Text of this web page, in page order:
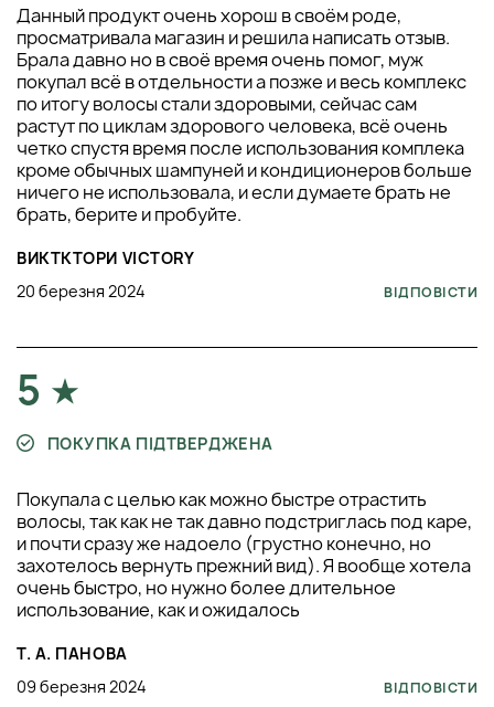
Данный продукт очень хорош в своём роде,
просматривала магазин и решила написать отзыв.
Брала давно но в своё время очень помог, муж
покупал всё в отдельности а позже и весь комплекс
по итогу волосы стали здоровыми, сейчас сам
растут по циклам здорового человека, всё очень
четко спустя время после использования комплека
кроме обычных шампуней и кондиционеров больше
ничего не использовала, и если думаете брать не
брать, берите и пробуйте.
ВИКТКТОРИ VICTORY
20 березня 2024
ВІДПОВІСТИ
5
ПОКУПКА ПІДТВЕРДЖЕНА
Покупала с целью как можно быстре отрастить
волосы, так как не так давно подстриглась под каре,
и почти сразу же надоело (грустно конечно, но
захотелось вернуть прежний вид). Я вообще хотела
очень быстро, но нужно более длительное
использование, как и ожидалось
Т. А. ПАНОВА
09 березня 2024
ВІДПОВІСТИ